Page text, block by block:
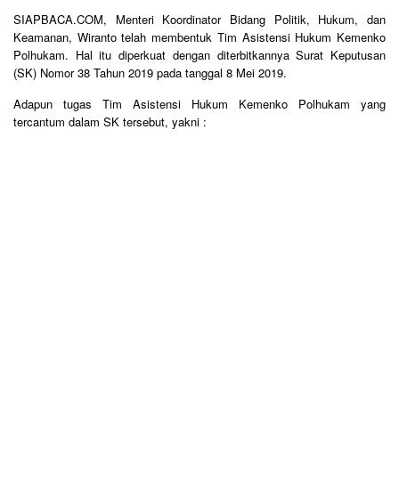
SIAPBACA.COM, Menteri Koordinator Bidang Politik, Hukum, dan
Keamanan, Wiranto telah membentuk Tim Asistensi Hukum Kemenko
Polhukam. Hal itu diperkuat dengan diterbitkannya Surat Keputusan
(SK) Nomor 38 Tahun 2019 pada tanggal 8 Mei 2019.
Adapun tugas Tim Asistensi Hukum Kemenko Polhukam yang
tercantum dalam SK tersebut, yakni :